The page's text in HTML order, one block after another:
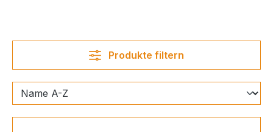
Produkte filtern